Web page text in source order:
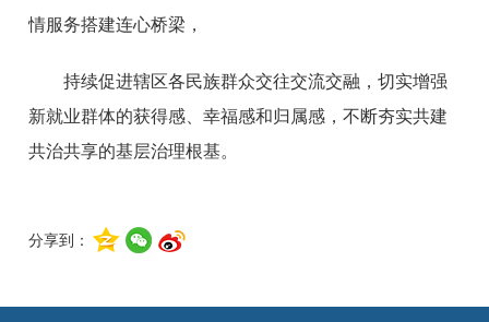
情服务搭建连心桥梁，
持续促进辖区各民族群众交往交流交融，切实增强
新就业群体的获得感、幸福感和归属感，不断夯实共建
共治共享的基层治理根基。
分享到：